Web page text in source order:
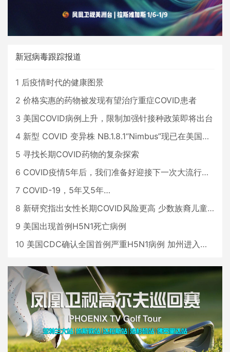
新冠病毒跟踪报道
1 后疫情时代的健康图景
2 价格实惠的药物被发现有望治疗重症COVID患者
3 美国COVID病例上升，限制加强针接种政策即将出台
4 新型 COVID 变异株 NB.1.8.1“Nimbus”现已在美国占据主导地位
5 寻找长期COVID药物的复杂探索
6 COVID疫情5年后，我们准备好迎接下一次大流行了吗？
7 COVID-19，5年又5年…
8 新研究指出女性长期COVID风险更高 少数族裔儿童存在差异
9 美国出现首例H5N1死亡病例
10 美国CDC确认全国首例严重H5N1病例 加州进入紧急状态